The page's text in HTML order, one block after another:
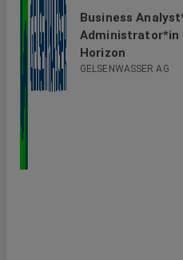
Business
Administrator*in
Horizon
GELSENWASSER AG